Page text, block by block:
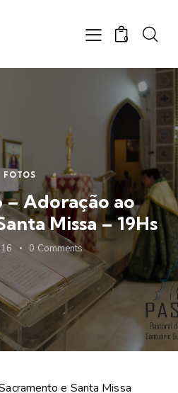
0
FOTOS
– Adoração ao
Missa – 19Hs
0 Comments
e Santa Missa